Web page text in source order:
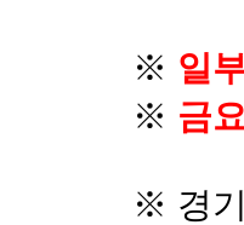
※ 일
※ 금
※ 경